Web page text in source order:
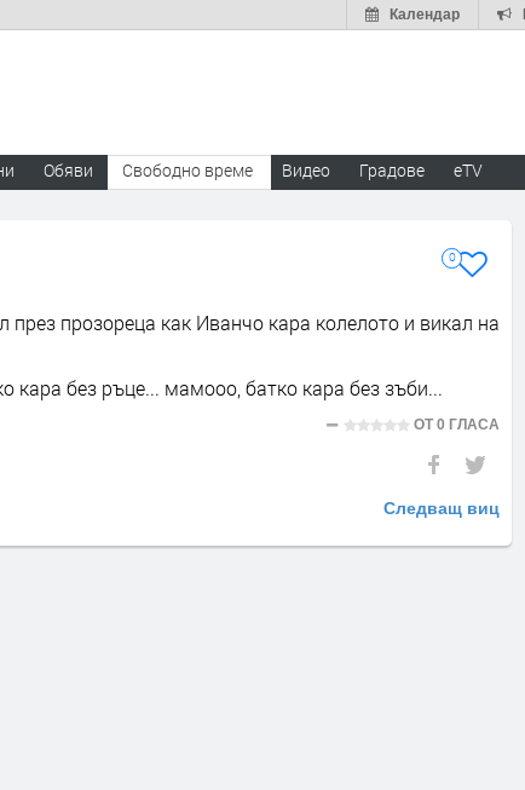
Календар
Обяви Свободно време Видео Градове eTV
0
прозореца как Иванчо кара колелото и викал на
без ръце... мамооо, батко кара без зъби...
ОТ0 ГЛАСА
Следващ виц